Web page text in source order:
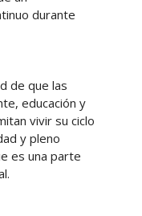
durante
de que las
educación y
vivir su ciclo
y pleno
es una parte